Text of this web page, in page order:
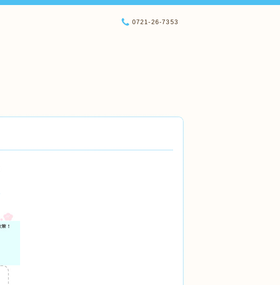
0721-26-7353